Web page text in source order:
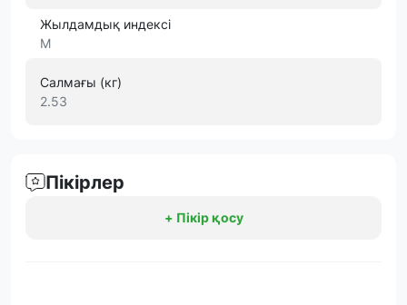
Жылдамдық индексі
M
Салмағы (кг)
2.53
Пікірлер
+ Пікір қосу